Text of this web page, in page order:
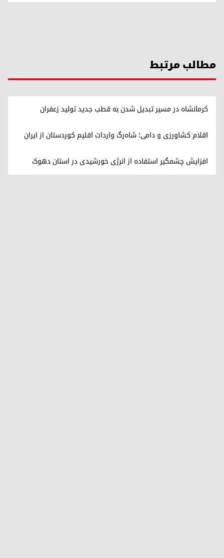
مطالب مرتبط
کرمانشاه در مسیر تبدیل شدن به قطب جدید تولید زعفران
اقلام کشاورزی و دامی؛ شاه‌رگ واردات اقلیم کوردستان از ایران
افزایش چشمگیر استفاده از انرژی خورشیدی در استان دهوک